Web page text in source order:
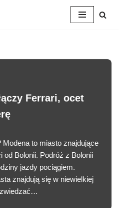
Ferrari, ocet
to miasto znajdujące
od Bolonii. Podróż z Bolonii
jazdy pociągiem.
znajdują się w niewielkiej
zwiedzać…